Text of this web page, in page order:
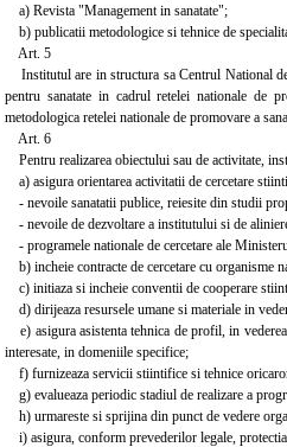
a) Revista "Management in sanatate";
b) publicatii metodologice si tehnice de
Art. 5
Institutul are in structura sa Centrul National
pentru sanatate in cadrul retelei nationale de
metodologica retelei nationale de promovare a
Art. 6
Pentru realizarea obiectului sau de activitate,
a) asigura orientarea activitatii de cercetare
- nevoile sanatatii publice, reiesite din studii
- nevoile de dezvoltare a institutului si de
- programele nationale de cercetare ale
b) incheie contracte de cercetare cu organisme
c) initiaza si incheie conventii de cooperare
d) dirijeaza resursele umane si materiale in
e) asigura asistenta tehnica de profil, in
interesate, in domeniile specifice;
f) furnizeaza servicii stiintifice si tehnice
g) evalueaza periodic stadiul de realizare a
h) urmareste si sprijina din punct de vedere
i) asigura, conform prevederilor legale,